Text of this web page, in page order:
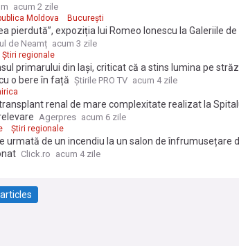
și Republica Moldova
acum 2 zile
Moldova București
pierdută”, expoziția lui Romeo Ionescu la Galeriile de
de Neamț acum 3 zile
Știri regionale
primarului din Iași, criticat că a stins lumina pe
o bere în față Știrile PRO TV acum 4 zile
renal de mare complexitate realizat la
Agerpres acum 6 zile
Știri regionale
urmată de un incendiu la un salon de înfrumusețare
Click.ro acum 4 zile